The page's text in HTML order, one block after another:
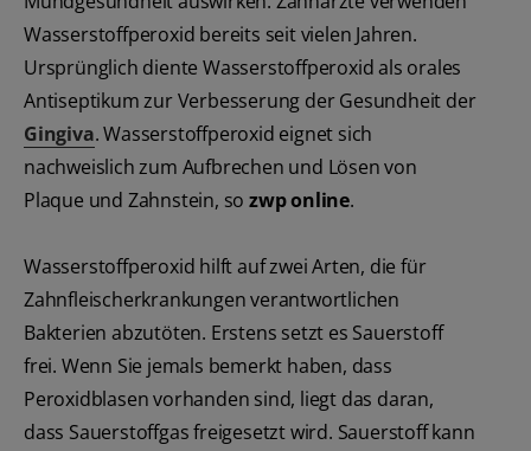
Wasserstoffperoxid bereits seit vielen Jahren.
Ursprünglich diente Wasserstoffperoxid als orales
Antiseptikum zur Verbesserung der Gesundheit der
Gingiva. Wasserstoffperoxid eignet sich
nachweislich zum Aufbrechen und Lösen von
Plaque und Zahnstein, sozwp online.
Wasserstoffperoxid hilft auf zwei Arten, die für
Zahnfleischerkrankungen verantwortlichen
Bakterien abzutöten. Erstens setzt es Sauerstoff
frei. Wenn Sie jemals bemerkt haben, dass
Peroxidblasen vorhanden sind, liegt das daran,
dass Sauerstoffgas freigesetzt wird. Sauerstoff kann